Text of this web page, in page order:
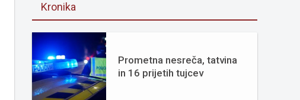
Kronika
Prometna nesreča, tatvina
in 16 prijetih tujcev